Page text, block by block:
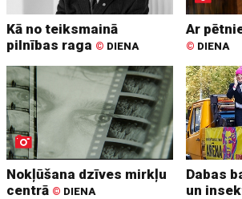
Kā no teiksmainā
pilnības raga © DIENA
Ar
© DIENA
Nokļūšana dzīves mirkļu
centrā © DIENA
Dabas
un